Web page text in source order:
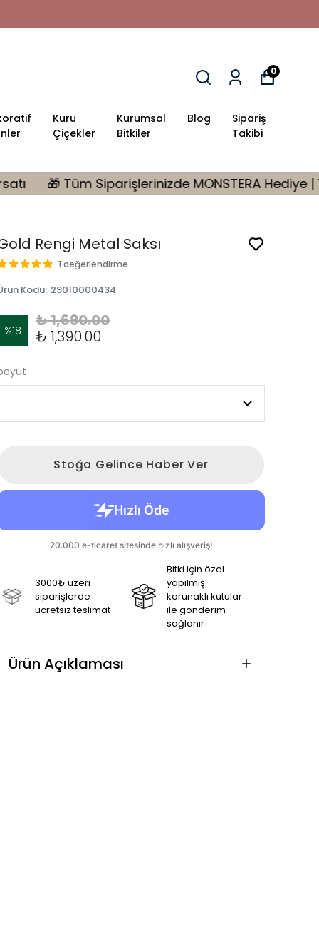
Kuru
Çiçekler
Kurumsal
Bitkiler
Blog
Sipariş
Takibi
0
MONSTERA Hediye | 10.000 tl Üzeri %10
Rengi Metal Saksı
1 değerlendirme
Kodu: 29010000434
%18
₺ 1,690.00
₺ 1,390.00
Stoğa Gelince Haber Ver
3000₺ üzeri
siparişlerde
ücretsiz teslimat
Bitki için özel
yapılmış
korunaklı kutular
ile gönderim
sağlanır
Ürün Açıklaması